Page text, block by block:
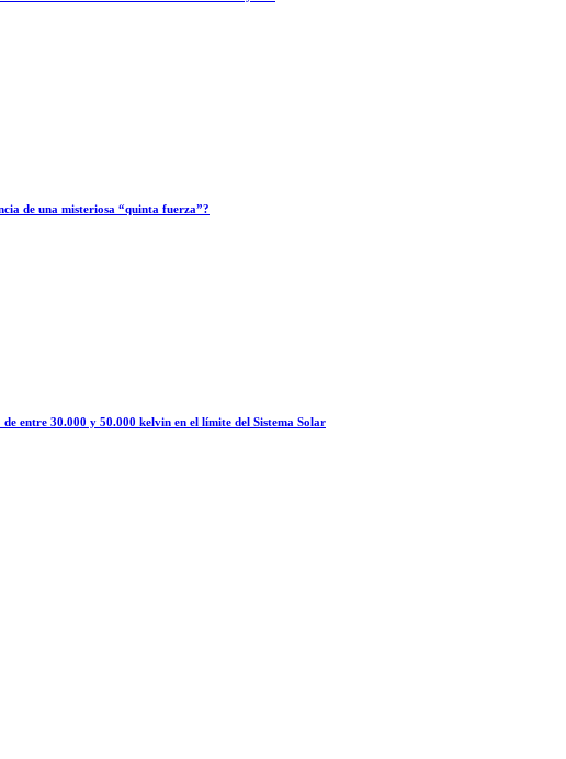
de una misteriosa “quinta fuerza”?
entre 30.000 y 50.000 kelvin en el límite del Sistema Solar